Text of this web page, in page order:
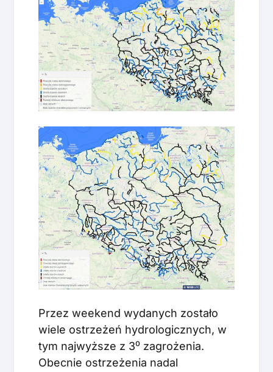
Przez weekend wydanych zostało
wiele ostrzeżeń hydrologicznych, w
tym najwyższe z 3⁰ zagrożenia.
Obecnie ostrzeżenia nadal